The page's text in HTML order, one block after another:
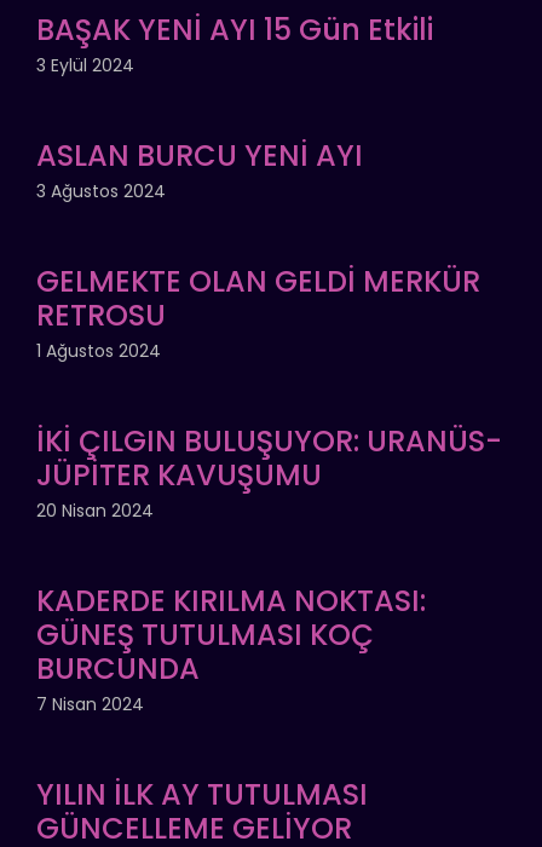
BAŞAK YENİ AYI 15 Gün Etkili
3 Eylül 2024
ASLAN BURCU YENİ AYI
3 Ağustos 2024
GELMEKTE OLAN GELDİ MERKÜR
RETROSU
1 Ağustos 2024
İKİ ÇILGIN BULUŞUYOR: URANÜS-
JÜPİTER KAVUŞUMU
20 Nisan 2024
KADERDE KIRILMA NOKTASI:
GÜNEŞ TUTULMASI KOÇ
BURCUNDA
7 Nisan 2024
YILIN İLK AY TUTULMASI
GÜNCELLEME GELİYOR